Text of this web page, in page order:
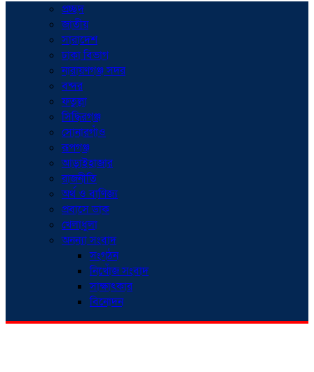
প্রচ্ছদ
জাতীয়
সারাদেশ
ঢাকা বিভাগ
নারায়ণগঞ্জ সদর
বন্দর
ফতুল্লা
সিদ্ধিরগঞ্জ
সোনারগাঁও
রূপগঞ্জ
আড়াইহাজার
রাজনীতি
অর্থ ও বাণিজ্য
প্রবাসে ডাক
খেলাধুলা
অনন্যা সংবাদ
সংগঠন
নিখোঁজ সংবাদ
সাক্ষাৎকার
বিনোদন